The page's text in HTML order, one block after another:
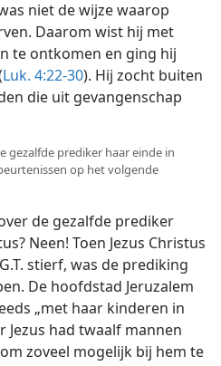
niet de wijze waarop
Daarom wist hij met
te ontkomen en ging hij
Luk. 4:22-30). Hij zocht buiten
die uit gevangenschap
gezalfde prediker haar einde in
op het volgende
de gezalfde prediker
Neen! Toen Jezus Christus
stierf, was de prediking
De hoofdstad Jeruzalem
„met haar kinderen in
Jezus had twaalf mannen
zoveel mogelijk bij hem te